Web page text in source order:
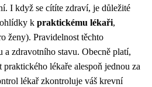
I když se cítíte zdraví, je důležité
k praktickému lékaři,
ženy). Pravidelnost těchto
a zdravotního stavu. Obecně platí,
lékaře alespoň jednou za
lékař zkontroluje váš krevní